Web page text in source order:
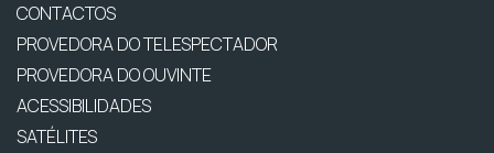
CONTACTOS
PROVEDORA DO TELESPECTADOR
PROVEDORA DO OUVINTE
ACESSIBILIDADES
SATÉLITES